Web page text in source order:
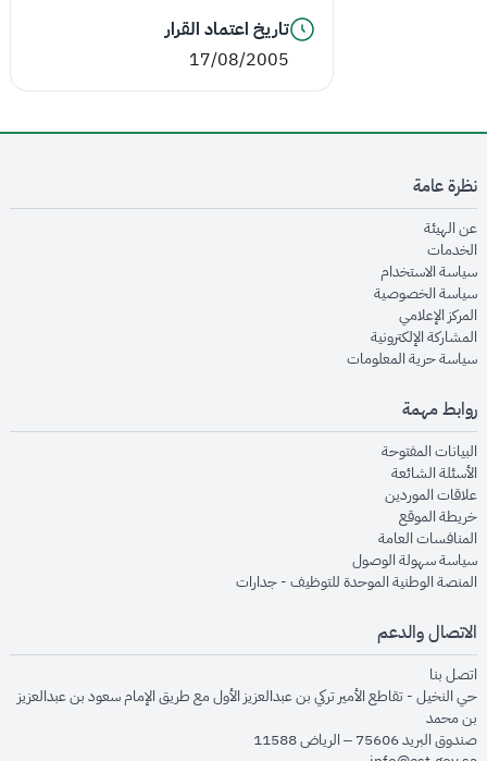
تاريخ اعتماد القرار
17/08/2005
نظرة عامة
عن الهيئةopens in new window
الخدماتopens in new window
سياسة الاستخدام
سياسة الخصوصيةopens in new window
المركز الإعلاميopens in new window
المشاركة الإلكترونيةopens in new window
سياسة حرية المعلوماتopens in new window
روابط مهمة
البيانات المفتوحةopens in new window
الأسئلة الشائعةopens in new window
علاقات الموردينopens in new window
خريطة الموقعopens in new window
المنافسات العامةopens in new window
سياسة سهولة الوصولopens in new window
المنصة الوطنية الموحدة للتوظيف - جداراتopens in new window
الاتصال والدعم
اتصل بنا
حي النخيل - تقاطع الأمير تركي بن عبدالعزيز الأول مع طريق الإمام سعود بن عبدالعزيز
بن محمد
صندوق البريد 75606 – الرياض 11588